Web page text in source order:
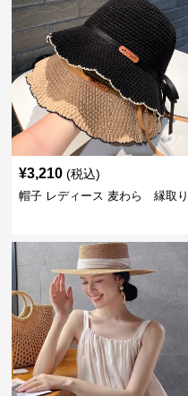
¥3,210 (税込)
帽子 レディース 麦わら 縁取り